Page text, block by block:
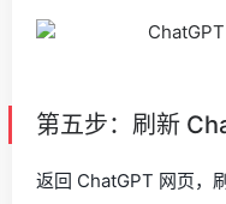
第五步：刷新
返回 ChatGPT 网页，